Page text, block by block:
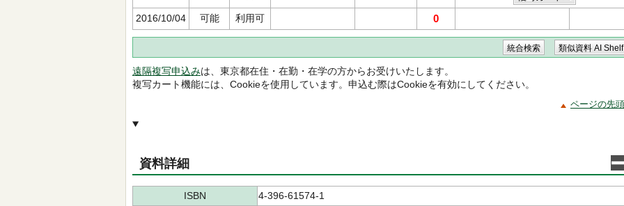
2016/10/04 可能 利用可 0
遠隔複写申込みは、東京都在住・在勤・在学の方からお受けいたします。
複写カート機能には、Cookieを使用しています。申込む際はCookieを有効にしてください。
ページの先
資料詳細
ISBN
4-396-61574-1